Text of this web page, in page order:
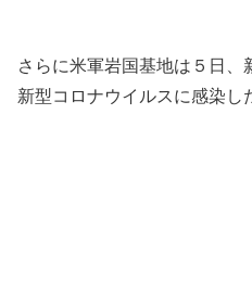
さらに米軍岩国基地は５日
新型コロナウイルスに感染し